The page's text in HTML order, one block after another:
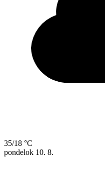
35/18 °C
pondelok 10. 8.